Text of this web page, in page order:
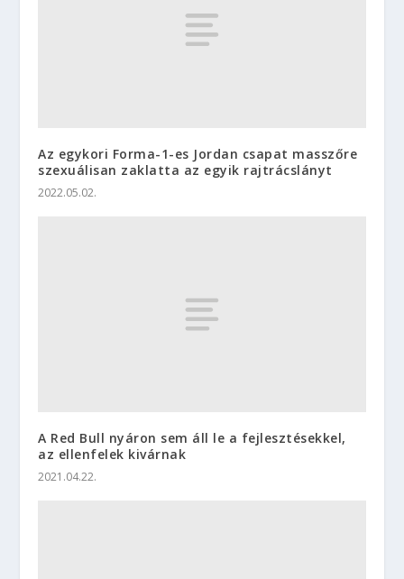
Az egykori Forma-1-es Jordan csapat masszőre
szexuálisan zaklatta az egyik rajtrácslányt
2022.05.02.
A Red Bull nyáron sem áll le a fejlesztésekkel,
az ellenfelek kivárnak
2021.04.22.